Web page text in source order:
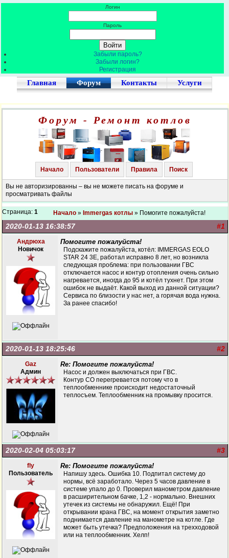
Логин
Пароль
Забыли пароль?
Забыли логин?
Регистрация
Главная Форум Контакты Услуги
Форум - Ремонт котлов
Начало Пользователи Правила Поиск
Вы не авторизированны – вы не можете писать на форуме и
просматривать файлы
Страница: 1 Начало » Immergas котлы » Помогите пожалуйста!
#1
2020-01-13 16:38:57
Андрюха
Новичок
Помогите пожалуйста!
Подскажите пожалуйста, котёл: IMMERGAS EOLO
STAR 24 3E, работал исправно 8 лет, но возникла
следующая проблема: при пользовании ГВС
отключается насос и контур отопления очень сильно
нагревается, иногда до 95 и котёл тухнет. При этом
ошибок не выдаёт. Какой выход из данной ситуации?
Сервиса по близости у нас нет, а горячая вода нужна.
За ранее спасибо!
#2
2020-01-13 18:25:46
Gaz
Админ
Re: Помогите пожалуйста!
Насос и должен выключаться при ГВС.
Контур СО перегревается потому что в
теплообменнике происходит недостаточный
теплосъем. Теплообменник на промывку просится.
#3
2020-02-04 05:03:17
fly
Пользователь
Re: Помогите пожалуйста!
Напишу здесь. Ошибка 10. Подпитал систему до
нормы, всё заработало. Через 5 часов давление в
системе упало до 0. Проверил манометром давление
в расширительном бачке, 1,2 - нормально. Внешних
утечек из системы не обнаружил. Ещё! При
открывании крана ГВС, на момент открытия заметно
поднимается давление на манометре на котле. Где
может быть утечка? Предположения на трехходовой
или на теплообменник. Хелп!